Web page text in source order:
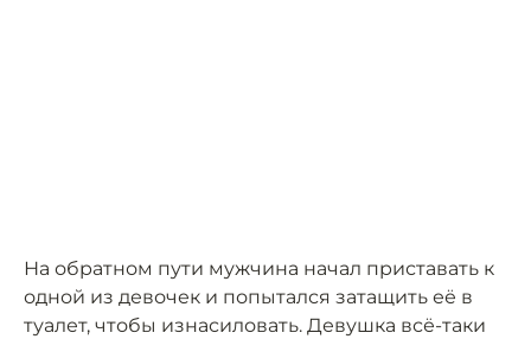
На обратном пути мужчина начал приставать к
одной из девочек и попытался затащить её в
туалет, чтобы изнасиловать. Девушка всё-таки